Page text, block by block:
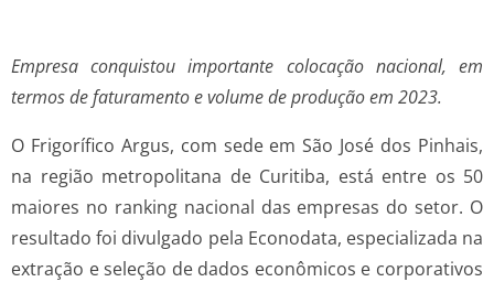
Empresa conquistou importante colocação nacional, em
termos de faturamento e volume de produção em 2023.
O Frigorífico Argus, com sede em São José dos Pinhais,
na região metropolitana de Curitiba, está entre os 50
maiores no ranking nacional das empresas do setor. O
resultado foi divulgado pela Econodata, especializada na
extração e seleção de dados econômicos e corporativos